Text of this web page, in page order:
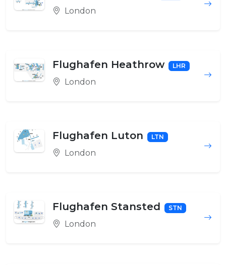
London
Flughafen Heathrow LHR
London
Flughafen Luton LTN
London
Flughafen Stansted STN
London